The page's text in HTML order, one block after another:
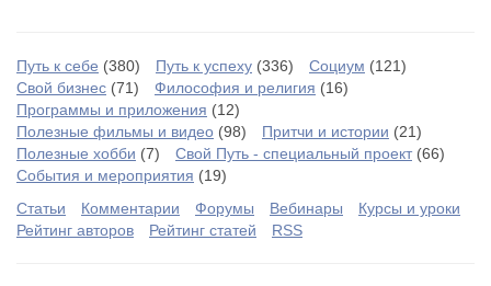
Путь к себе (380) Путь к успеху (336) Социум (121)
Свой бизнес (71) Философия и религия (16)
Программы и приложения (12)
Полезные фильмы и видео (98) Притчи и истории (21)
Полезные хобби (7) Свой Путь - специальный проект(66)
События и мероприятия (19)
Статьи
Комментарии Форумы Вебинары
Курсы и уроки
Рейтинг авторов
Рейтинг статей RSS